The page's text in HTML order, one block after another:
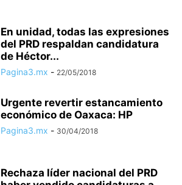
En unidad, todas las expresiones
del PRD respaldan candidatura
de Héctor...
Pagina3.mx - 22/05/2018
Urgente revertir estancamiento
económico de Oaxaca: HP
Pagina3.mx - 30/04/2018
Rechaza líder nacional del PRD